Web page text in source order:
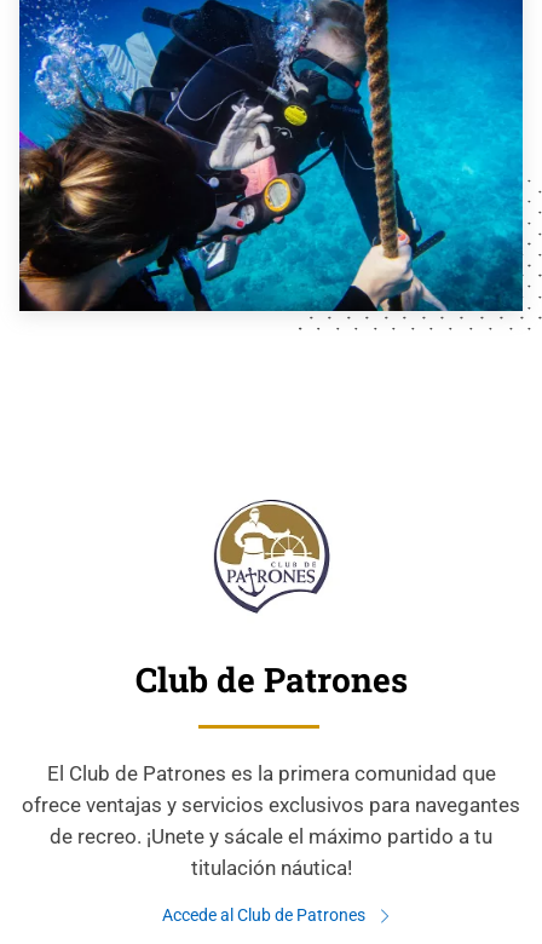
Club de Patrones
El Club de Patrones es la primera comunidad que
ofrece ventajas y servicios exclusivos para navegantes
de recreo. ¡Unete y sácale el máximo partido a tu
titulación náutica!
Accede al Club de Patrones